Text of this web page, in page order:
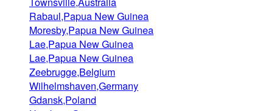
Rabaul,Papua New Guinea
Moresby,Papua New Guinea
Lae,Papua New Guinea
Lae,Papua New Guinea
Zeebrugge,Belgium
Wilhelmshaven,Germany
Gdansk,Poland